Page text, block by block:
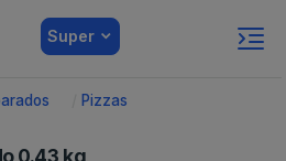
Super
Pizzas
0.43 kg